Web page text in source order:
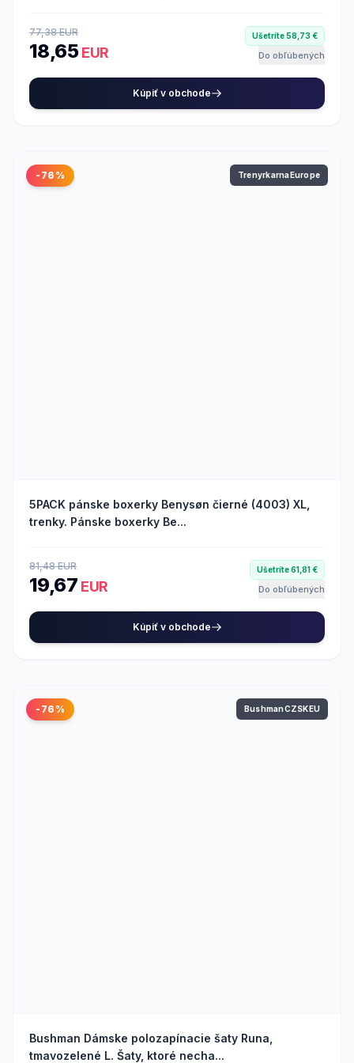
77,38 EUR
18,65EUR
Ušetríte 58,73 €
Do obľúbených
Kúpiť v obchode
-76% TrenyrkarnaEurope
5PACK pánske boxerky Benysøn čierné (4003) XL,
trenky. Pánske boxerky Be...
81,48 EUR
19,67 EUR
Ušetríte 61,81 €
Do obľúbených
Kúpiť v obchode
-76% BushmanCZSKEU
Bushman Dámske polozapínacie šaty Runa,
tmavozelené L. Šaty, ktoré necha...